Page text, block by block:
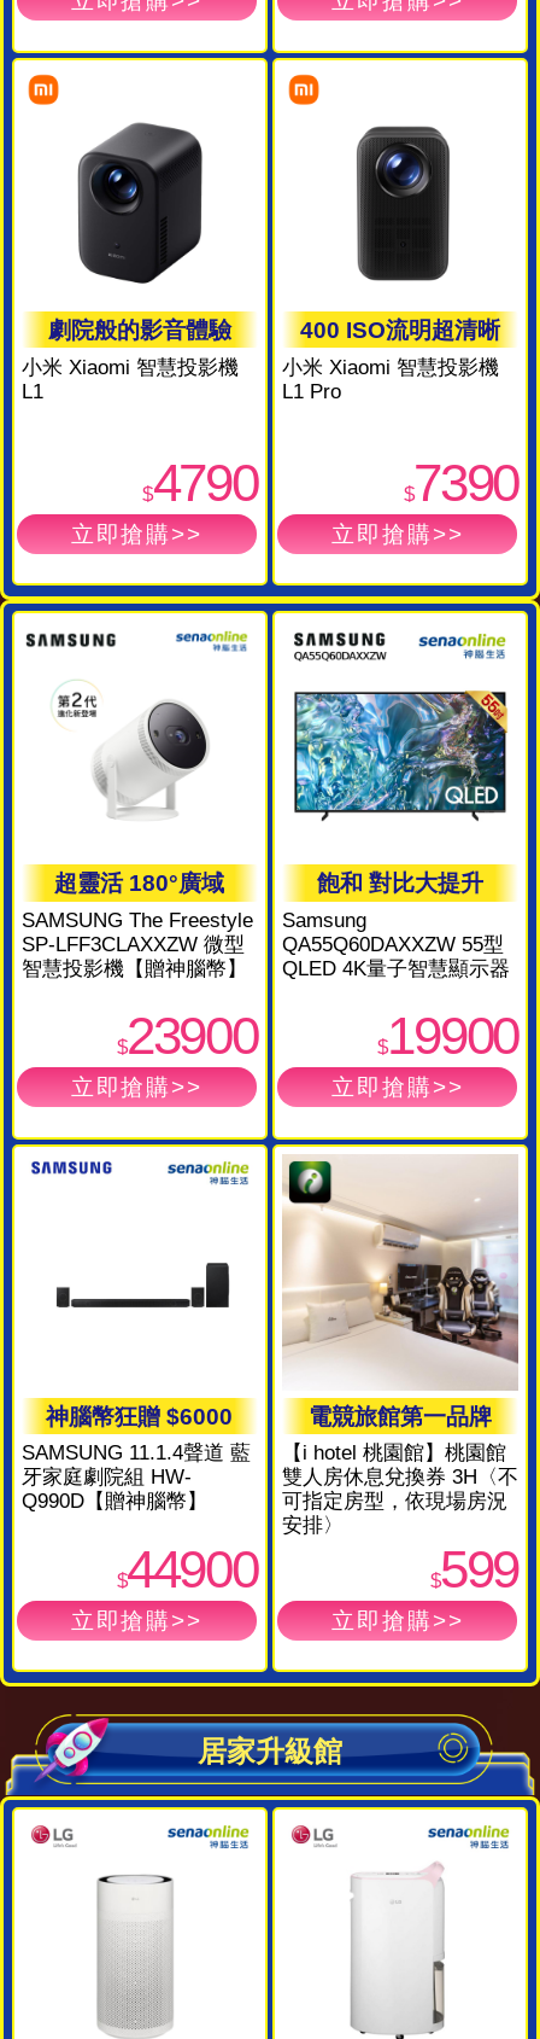
劇院般的影音體驗
小米 Xiaomi 智慧投影機
L1
$4790
400 ISO流明超清晰
小米 Xiaomi 智慧投影機
L1 Pro
$7390
超靈活 180°廣域
SAMSUNG The Freestyle
SP-LFF3CLAXXZW 微型
智慧投影機【贈神腦幣】
$23900
飽和 對比大提升
Samsung
QA55Q60DAXXZW 55型
QLED 4K量子智慧顯示器
$19900
神腦幣狂贈 $6000
SAMSUNG 11.1.4聲道 藍
牙家庭劇院組 HW-
Q990D【贈神腦幣】
$44900
電競旅館第一品牌
【i hotel 桃園館】桃園館
雙人房休息兌換券 3H〈不
可指定房型，依現場房況
安排〉
$599
居家升級館